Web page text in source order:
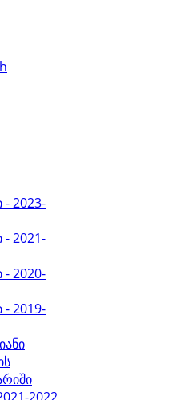
2023-
2021-
2020-
2019-